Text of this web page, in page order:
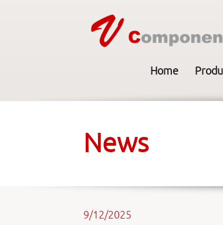
Home
News
9/12/2025